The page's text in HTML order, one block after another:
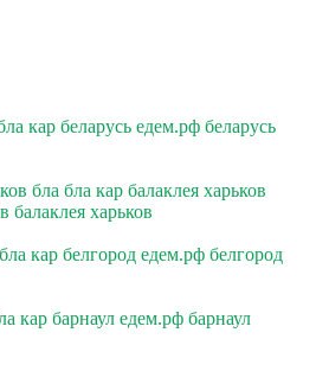
кар беларусь едем.рф беларусь
бла бла кар балаклея харьков
балаклея харьков
кар белгород едем.рф белгород
кар барнаул едем.рф барнаул